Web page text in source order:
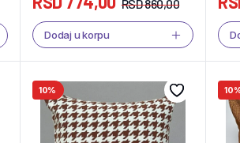
RSD860,00
Dodaj u korpu
10%